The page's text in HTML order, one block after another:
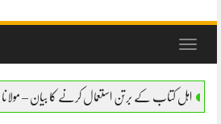
Toggle
کرنے کا بیان – مولانا ابو بکر صدیق حفظہ اللہ